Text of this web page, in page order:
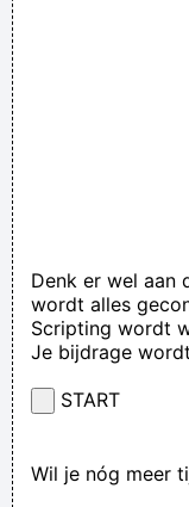
Denk er wel aan
wordt alles
Scripting wordt
Je bijdrage
START
Wil je nóg meer